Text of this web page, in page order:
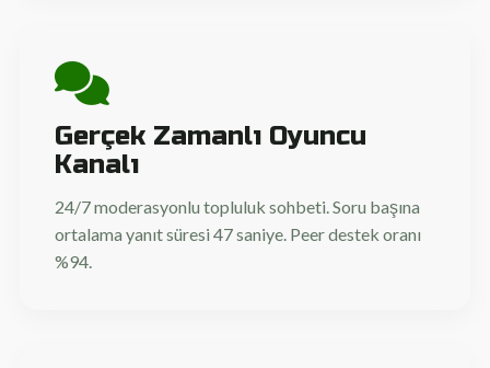
Gerçek Zamanlı Oyuncu
Kanalı
24/7 moderasyonlu topluluk sohbeti. Soru başına
ortalama yanıt süresi 47 saniye. Peer destek oranı
%94.